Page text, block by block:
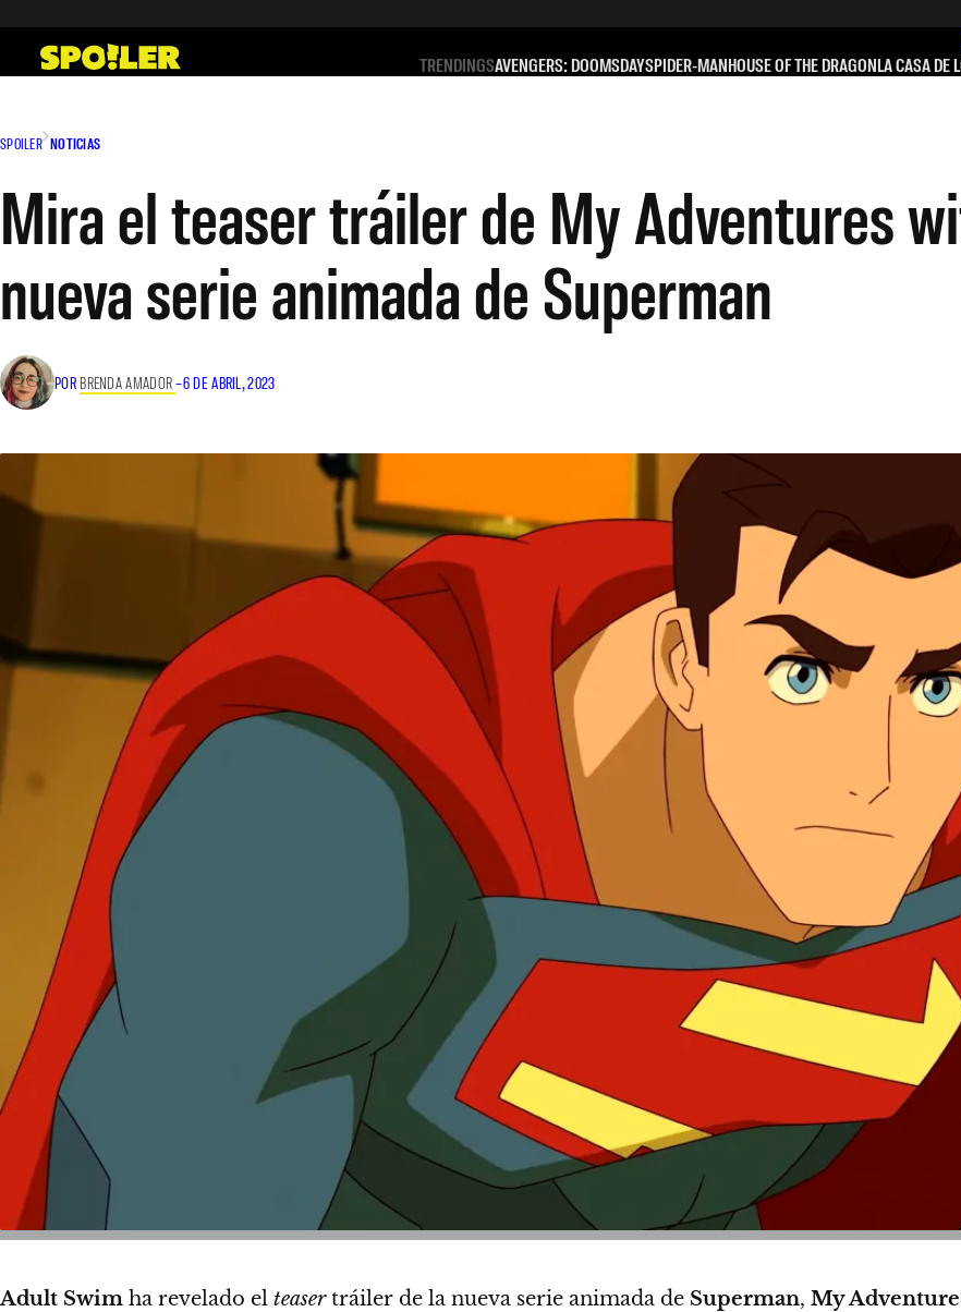
contenido
TRENDINGSAVENGERS: DOOMSDAYSPIDER-MANHOUSE OF THE DRAGONLA CASA DE
SPOILER NOTICIAS
Mira el teaser tráiler de My Adventures
nueva serie animada de Superman
POR BRENDA AMADOR–6 DE ABRIL, 2023
Adult Swim ha revelado el teasertráiler de la nueva serie animada de Superman, My